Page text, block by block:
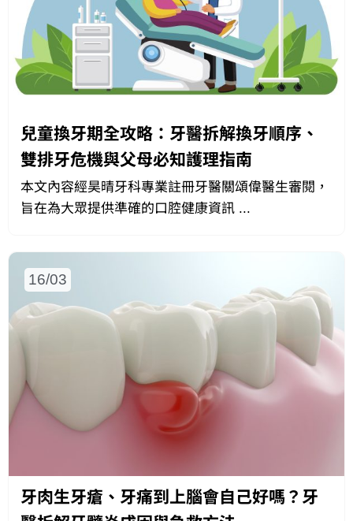
兒童換牙期全攻略：牙醫拆解換牙順序、
雙排牙危機與父母必知護理指南
本文內容經昊晴牙科專業註冊牙醫關頌偉醫生審閱，
旨在為大眾提供準確的口腔健康資訊 ...
16/03
牙肉生牙瘡、牙痛到上腦會自己好嗎？牙